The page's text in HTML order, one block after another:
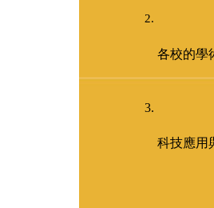
各校的學
科技應用